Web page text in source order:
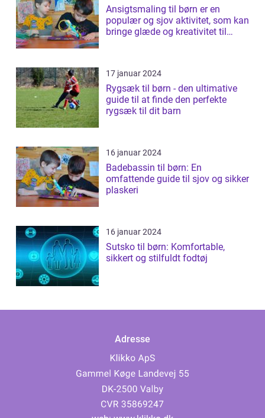
Ansigtsmaling til børn er en
populær og sjov aktivitet, som kan
bringe glæde og kreativitet til
17 januar 2024
Rygsæk til børn - den ultimative
guide til at finde den perfekte
rygsæk til dit barn
16 januar 2024
Badebassin til børn: En
omfattende guide til sjov og sikker
plaskeri
16 januar 2024
Sutsko til børn: Komfortable,
sikkert og stilfuldt fodtøj
Adresse